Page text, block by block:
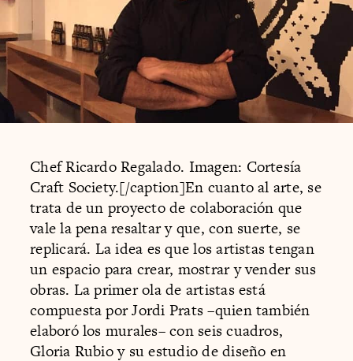
Chef Ricardo Regalado. Imagen: Cortesía
Craft Society.[/caption]En cuanto al arte, se
trata de un proyecto de colaboración que
vale la pena resaltar y que, con suerte, se
replicará. La idea es que los artistas tengan
un espacio para crear, mostrar y vender sus
obras. La primer ola de artistas está
compuesta por Jordi Prats –quien también
elaboró los murales– con seis cuadros,
Gloria Rubio y su estudio de diseño en